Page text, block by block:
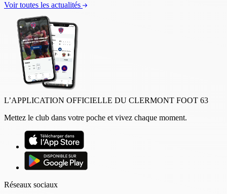
Voir toutes les actualités
L’APPLICATION OFFICIELLE DU CLERMONT FOOT 63
Mettez le club dans votre poche et vivez chaque moment.
Réseaux sociaux